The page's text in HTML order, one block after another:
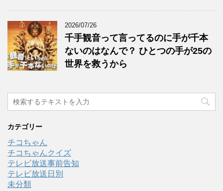
2026/07/26
千手観音って言ってるのに手が千本
ないのはなんで？ ひとつの手が25の
世界を救うから
カテゴリー
チコちゃん
チコちゃんクイズ
テレビ放送事前告知
テレビ放送日別
未分類